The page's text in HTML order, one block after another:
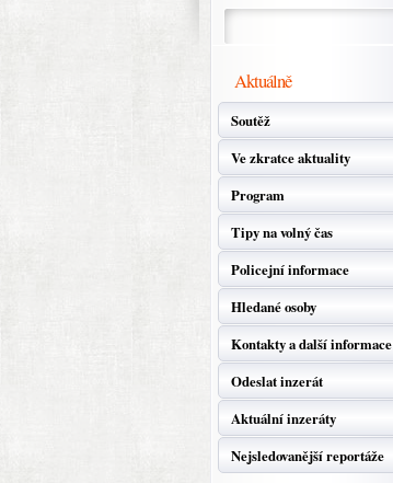
Aktuálně
Soutěž
Ve zkratce aktuality
Program
Tipy na volný čas
Policejní informace
Hledané osoby
Kontakty a další informace
Odeslat inzerát
Aktuální inzeráty
Nejsledovanější reportáže